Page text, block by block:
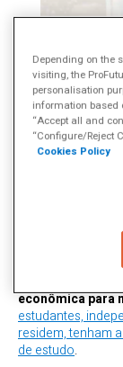
FONTE:
Naturalmente,
mais afetadas
desigualdades
a recursos
mostram a
econômica para
estudantes,
residem, tenham
de estudo.
Depending on the
visiting, the
personalisation
information based
“Accept all and
“Configure/Reject
Cookies Policy